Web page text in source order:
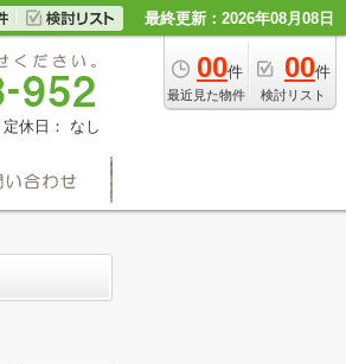
最終更新：2026年08月08日
00件
最近見た物件
00件
検討リスト
定休日： なし